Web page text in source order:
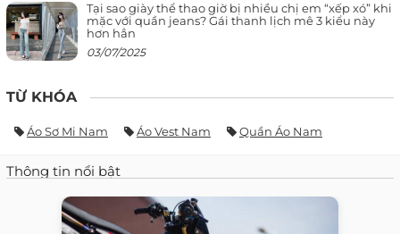
Tại sao giày thể thao giờ bị nhiều chị em “xếp xó” khi
mặc với quần jeans? Gái thanh lịch mê 3 kiểu này
hơn hẳn
03/07/2025
TỪ KHÓA
Áo Sơ Mi Nam Áo Vest Nam Quần Áo Nam
Thông tin nổi bật